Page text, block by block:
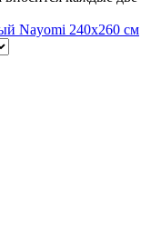
Nayomi 240x260 см